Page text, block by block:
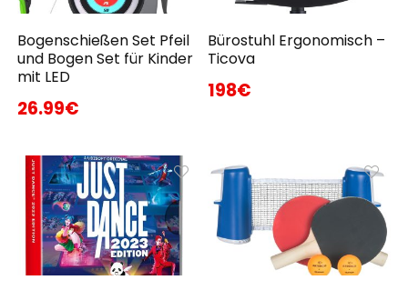
Bogenschießen Set Pfeil
und Bogen Set für Kinder
mit LED
26.99€
Bürostuhl Ergonomisch –
Ticova
198€